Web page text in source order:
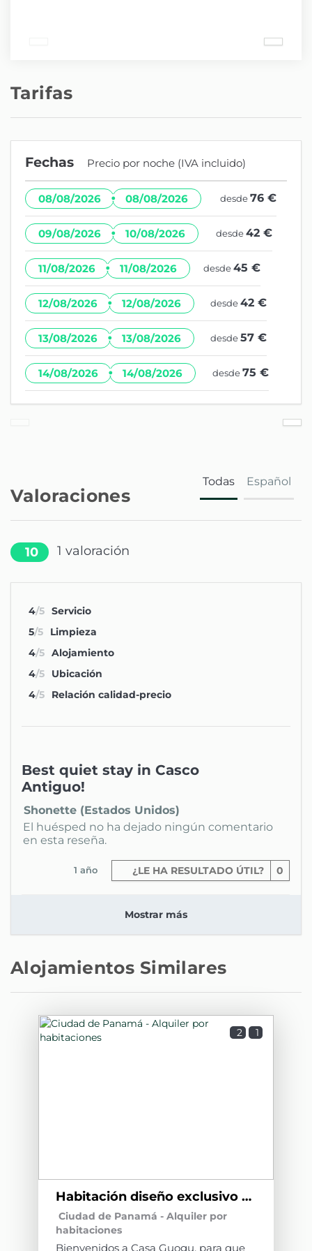
Tarifas
Fechas Precio por noche (IVA incluido)
08/08/2026 · 08/08/2026 desde76 €
09/08/2026 · 10/08/2026 desde42 €
11/08/2026 · 11/08/2026 desde45 €
12/08/2026 · 12/08/2026 desde42 €
13/08/2026 · 13/08/2026 desde57 €
14/08/2026 · 14/08/2026 desde75 €
Valoraciones
10 1 valoración
Todas Español
4/5 Servicio
5/5
Limpieza
4/5 Alojamiento
4/5
Ubicación
4/5 Relación calidad-precio
Best quiet stay in Casco
Antiguo!
Shonette (Estados Unidos)
El huésped no ha dejado ningún comentario
en esta reseña.
¿LE HA RESULTADO ÚTIL? 0
1 año
Mostrar más
Alojamientos Similares
2 1
Habitación diseño exclusivo CG1
Ciudad de Panamá - Alquiler por
habitaciones
Bienvenidos a Casa Guogu, para que